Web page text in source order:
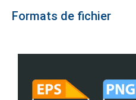
Formats de fichier